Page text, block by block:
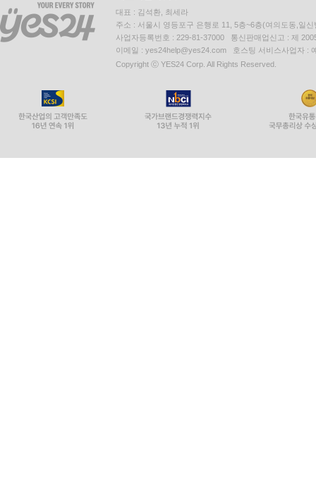
대표 : 김석환, 최세라
주소 : 서울시 영등포구 은행로 11, 5층~6층(여의도동,일신
사업자등록번호 : 229-81-37000 통신판매업신고 : 제
이메일 : yes24help@yes24.com 호스팅 서비스사업자 :
Copyright ⓒ YES24 Corp. All Rights Reserved.